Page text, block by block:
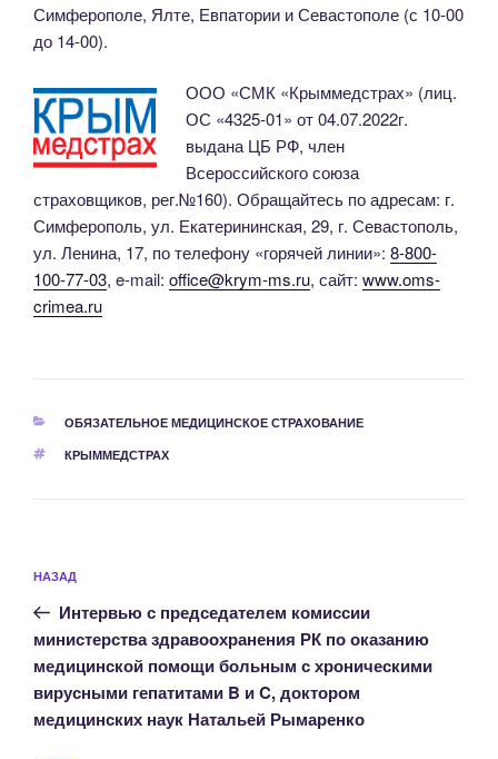
Симферополе, Ялте, Евпатории и Севастополе (с 10-00
до 14-00).
ООО «СМК «Крыммедстрах» (лиц.
ОС «4325-01» от 04.07.2022г.
выдана ЦБ РФ, член
Всероссийского союза
страховщиков, рег.№160). Обращайтесь по адресам: г.
Симферополь, ул. Екатерининская, 29, г. Севастополь,
ул. Ленина, 17, по телефону «горячей линии»: 8-800-
100-77-03, e-mail: office@krym-ms.ru, сайт: www.oms-
crimea.ru
РУБРИКИ
ОБЯЗАТЕЛЬНОЕ МЕДИЦИНСКОЕ СТРАХОВАНИЕ
МЕТКИ
КРЫММЕДСТРАХ
по
записям
Предыдущая
запись:
НАЗАД
Интервью с председателем комиссии
министерства здравоохранения РК по оказанию
медицинской помощи больным с хроническими
вирусными гепатитами B и C, доктором
медицинских наук Натальей Рымаренко